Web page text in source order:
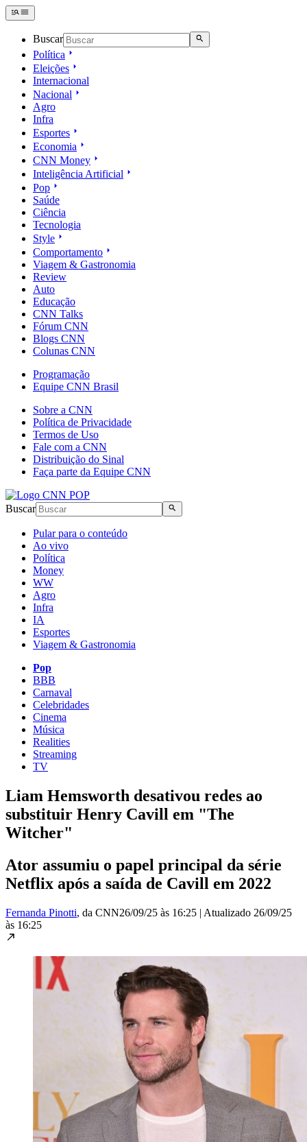
Buscar
Política
Eleições
Internacional
Nacional
Agro
Infra
Esportes
Economia
CNN Money
Inteligência Artificial
Pop
Saúde
Ciência
Tecnologia
Style
Comportamento
Viagem & Gastronomia
Review
Auto
Educação
CNN Talks
Fórum CNN
Blogs CNN
Colunas CNN
Programação
Equipe CNN Brasil
Sobre a CNN
Política de Privacidade
Termos de Uso
Fale com a CNN
Distribuição do Sinal
Faça parte da Equipe CNN
Buscar
Pular para o conteúdo
Ao vivo
Política
Money
WW
Agro
Infra
IA
Esportes
Viagem & Gastronomia
Pop
BBB
Carnaval
Celebridades
Cinema
Música
Realities
Streaming
TV
Liam Hemsworth desativou redes ao
substituir Henry Cavill em "The
Witcher"
Ator assumiu o papel principal da série
Netflix após a saída de Cavill em 2022
Fernanda Pinotti, da CNN26/09/25 às 16:25 | Atualizado 26/09/25
às 16:25